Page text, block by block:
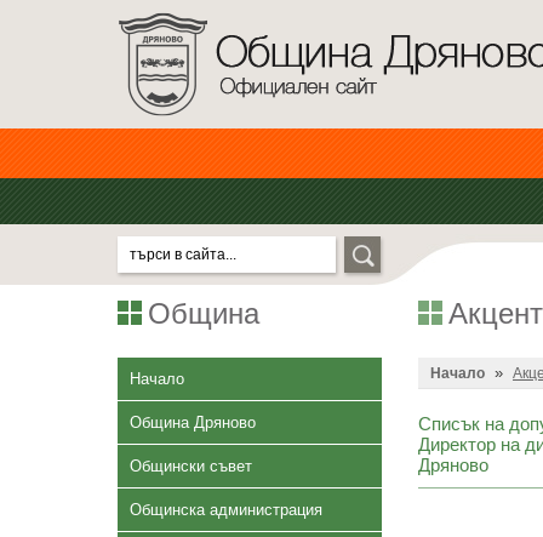
Община
Начало
Община Дряново
Общински съвет
Общинска администрация
Начало »
Списък на
Директор на
Дряново